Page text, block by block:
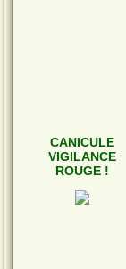
CANICULE
VIGILANCE
ROUGE !